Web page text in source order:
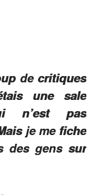
de critiques
une sale
n’est pas
je me fiche
des gens sur